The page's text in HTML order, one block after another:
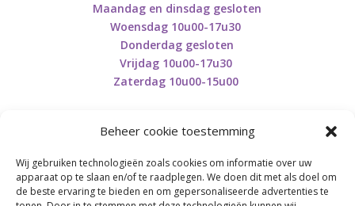
Beheer cookie toestemming
Wij gebruiken technologieën zoals cookies om informatie over uw
apparaat op te slaan en/of te raadplegen. We doen dit met als doel om
de beste ervaring te bieden en om gepersonaliseerde advertenties te
Maandag en dinsdag gesloten
Woensdag 10u00-17u30
Donderdag gesloten
Vrijdag 10u00-17u30
Zaterdag 10u00-15u00
Retourneren en herroepen